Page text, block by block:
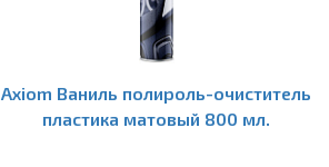
Axiom Ваниль полироль-очиститель
пластика матовый 800 мл.